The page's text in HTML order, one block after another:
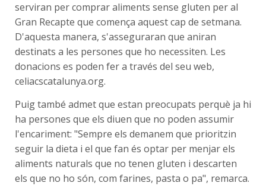
serviran per comprar aliments sense gluten per al
Gran Recapte que comença aquest cap de setmana.
D'aquesta manera, s'asseguraran que aniran
destinats a les persones que ho necessiten. Les
donacions es poden fer a través del seu web,
celiacscatalunya.org.
Puig també admet que estan preocupats perquè ja hi
ha persones que els diuen que no poden assumir
l'encariment: "Sempre els demanem que prioritzin
seguir la dieta i el que fan és optar per menjar els
aliments naturals que no tenen gluten i descarten
els que no ho són, com farines, pasta o pa", remarca.